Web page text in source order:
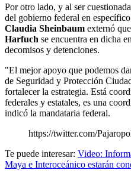
Por otro lado, y al ser
del gobierno federal en
Claudia Sheinbaum externó
Harfuch se encuentra en dicha
decomisos y detenciones.
"El mejor apoyo que podemos
de Seguridad y Protección
fortalecer la estrategia. Está
federales y estatales, es una
indicó la mandataria federal.
https://twitter.com/
Te puede interesar: Video:
Maya e Interoceánico estarán